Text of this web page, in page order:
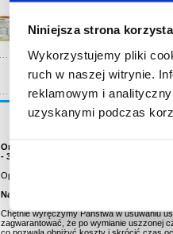
Niniejsza strona
Wykorzystujemy pliki
ruch w naszej witrynie.
reklamowym i
uzyskanymi podczas
Opis
Oryginalna Bateria HB366481ECW do
- 3000 mAh - Li-Ion - 3.82V
Opakowanie zastępcze
Naprawa:
Chętnie wyręczymy Państwa w usuwaniu
zagwarantować, że po wymianie uszzonej